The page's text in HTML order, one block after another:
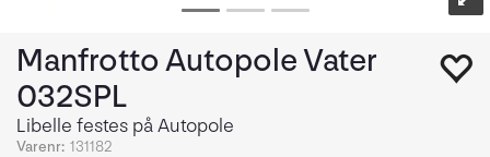
Manfrotto Autopole Vater
032SPL
Libelle festes på Autopole
Varenr: 131182